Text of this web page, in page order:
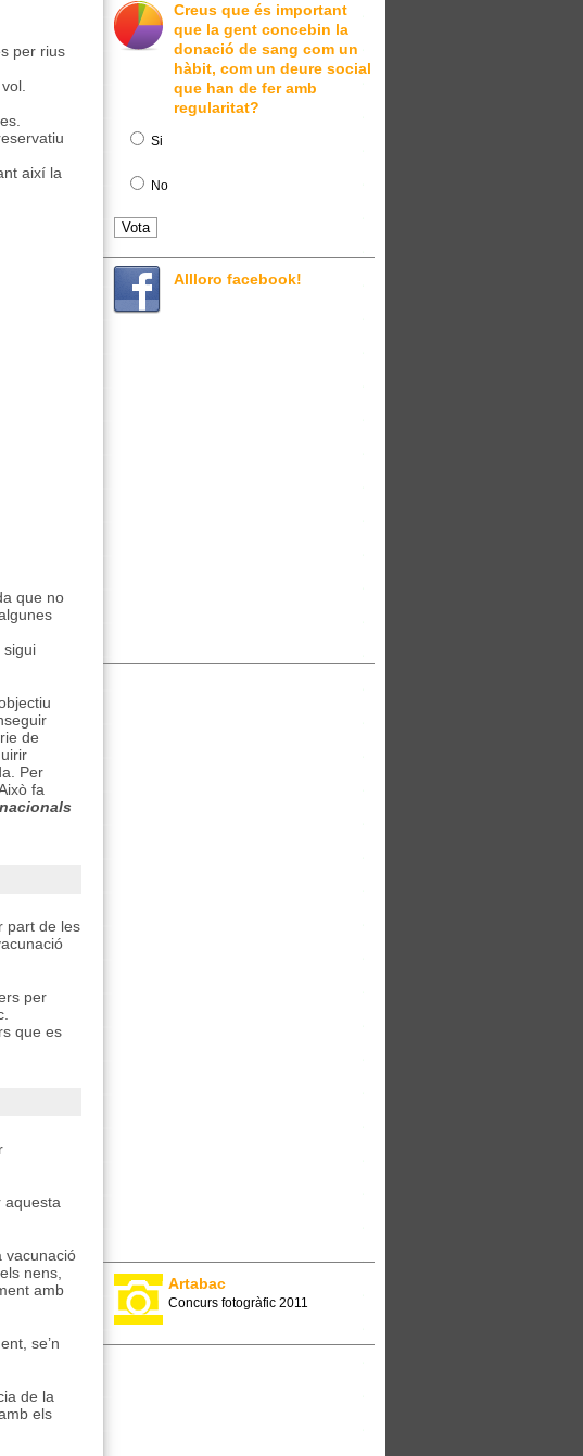
per rius
així la
que no
sigui
de
Per
fa
part de les
per
que es
aquesta
vacunació
nens,
amb
se’n
de la
els
Creus que és important
que la gent concebin la
donació de sang com un
hàbit, com un deure social
que han de fer amb
regularitat?
Si
No
Allloro facebook!
Artabac
Concurs fotogràfic 2011